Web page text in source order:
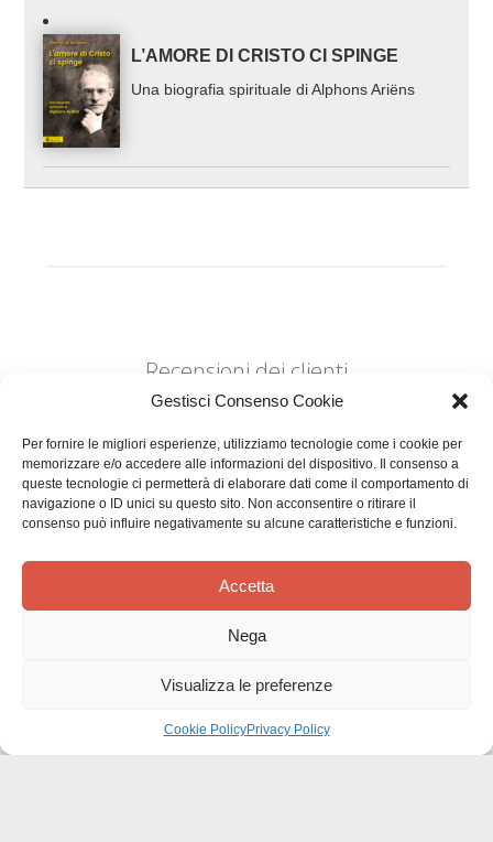
Gestisci Consenso Cookie
Per fornire le migliori esperienze, utilizziamo tecnologie come i cookie per
memorizzare e/o accedere alle informazioni del dispositivo. Il consenso a
queste tecnologie ci permetterà di elaborare dati come il comportamento di
navigazione o ID unici su questo sito. Non acconsentire o ritirare il
consenso può influire negativamente su alcune caratteristiche e funzioni.
Accetta
Nega
Visualizza le preferenze
Cookie PolicyPrivacy Policy
L’AMORE DI CRISTO CI SPINGE
Una biografia spirituale di Alphons Ariëns
Recensioni dei clienti
Siamo in cerca di stelle!
Comunicaci cosa ne pensi
Sii il primo a scrivere una
recensione